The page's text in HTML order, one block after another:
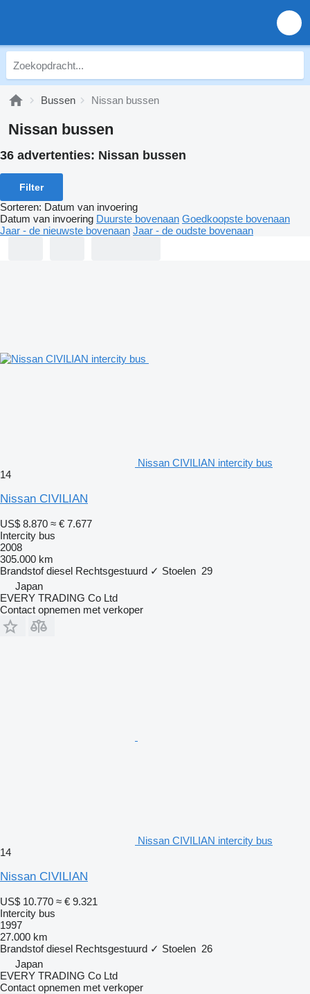
Bussen Nissan bussen
Nissan bussen
36 advertenties: Nissan bussen
Filter
Sorteren: Datum van invoering
Datum van invoering Duurste bovenaan Goedkoopste bovenaan
Jaar - de nieuwste bovenaan Jaar - de oudste bovenaan
Nissan CIVILIAN intercity bus
14
Nissan CIVILIAN
US$ 8.870 ≈ € 7.677
Intercity bus
2008
305.000 km
Brandstof diesel Rechtsgestuurd ✓ Stoelen 29
Japan
EVERY TRADING Co Ltd
Contact opnemen met verkoper
Nissan CIVILIAN intercity bus
14
Nissan CIVILIAN
US$ 10.770 ≈ € 9.321
Intercity bus
1997
27.000 km
Brandstof diesel Rechtsgestuurd ✓ Stoelen 26
Japan
EVERY TRADING Co Ltd
Contact opnemen met verkoper